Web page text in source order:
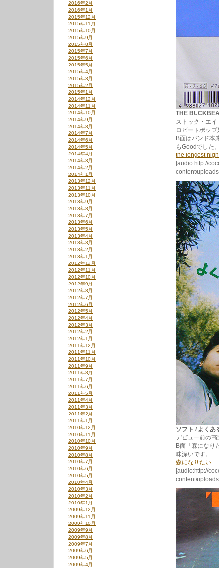
THE
ストック・エ
ロビートポップ
B面はバンド本
もGoodでした
the longest
[audio:http://
content/
ソフト / よくあ
デビュー前の高
B面「森になり
味深いです。
森になりたい
[audio:http://
content/
2016年2月
2016年1月
2015年12月
2015年11月
2015年10月
2015年9月
2015年8月
2015年7月
2015年6月
2015年5月
2015年4月
2015年3月
2015年2月
2015年1月
2014年12月
2014年11月
2014年10月
2014年9月
2014年8月
2014年7月
2014年6月
2014年5月
2014年4月
2014年3月
2014年2月
2014年1月
2013年12月
2013年11月
2013年10月
2013年9月
2013年8月
2013年7月
2013年6月
2013年5月
2013年4月
2013年3月
2013年2月
2013年1月
2012年12月
2012年11月
2012年10月
2012年9月
2012年8月
2012年7月
2012年6月
2012年5月
2012年4月
2012年3月
2012年2月
2012年1月
2011年12月
2011年11月
2011年10月
2011年9月
2011年8月
2011年7月
2011年6月
2011年5月
2011年4月
2011年3月
2011年2月
2011年1月
2010年12月
2010年11月
2010年10月
2010年9月
2010年8月
2010年7月
2010年6月
2010年5月
2010年4月
2010年3月
2010年2月
2010年1月
2009年12月
2009年11月
2009年10月
2009年9月
2009年8月
2009年7月
2009年6月
2009年5月
2009年4月